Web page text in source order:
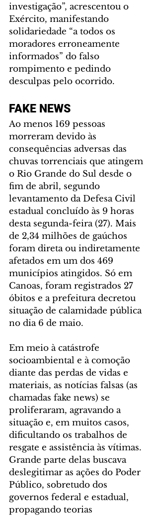
investigação”, acrescentou o
Exército, manifestando
solidariedade “a todos os
moradores erroneamente
informados” do falso
rompimento e pedindo
desculpas pelo ocorrido.
FAKE NEWS
Ao menos 169 pessoas
morreram devido às
consequências adversas das
chuvas torrenciais que atingem
o Rio Grande do Sul desde o
fim de abril, segundo
levantamento da Defesa Civil
estadual concluído às 9 horas
desta segunda-feira (27). Mais
de 2,34 milhões de gaúchos
foram direta ou indiretamente
afetados em um dos 469
municípios atingidos. Só em
Canoas, foram registrados 27
óbitos e a prefeitura decretou
situação de calamidade pública
no dia 6 de maio.
Em meio à catástrofe
socioambiental e à comoção
diante das perdas de vidas e
materiais, as notícias falsas (as
chamadas fake news) se
proliferaram, agravando a
situação e, em muitos casos,
dificultando os trabalhos de
resgate e assistência às vítimas.
Grande parte delas buscava
deslegitimar as ações do Poder
Público, sobretudo dos
governos federal e estadual,
propagando teorias